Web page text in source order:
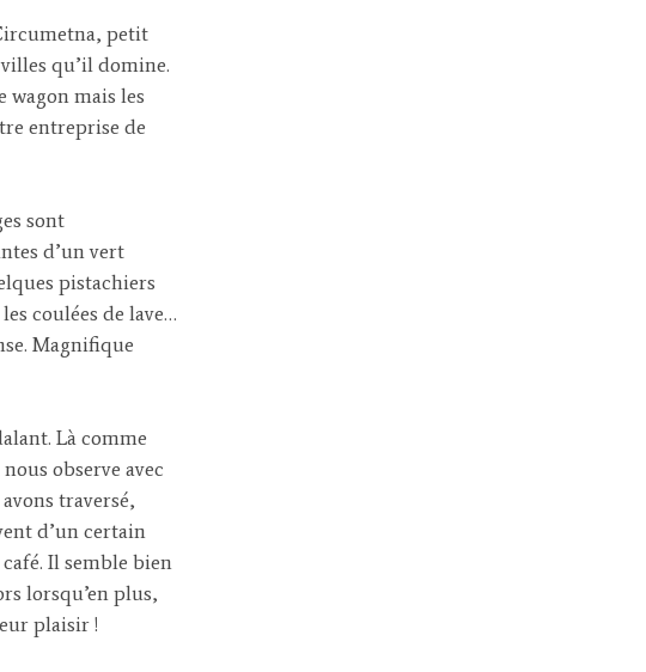
petit
qu’il domine.
wagon mais les
entreprise de
sont
d’un vert
pistachiers
coulées de lave…
Magnifique
Là comme
observe avec
traversé,
d’un certain
Il semble bien
lorsqu’en plus,
plaisir !